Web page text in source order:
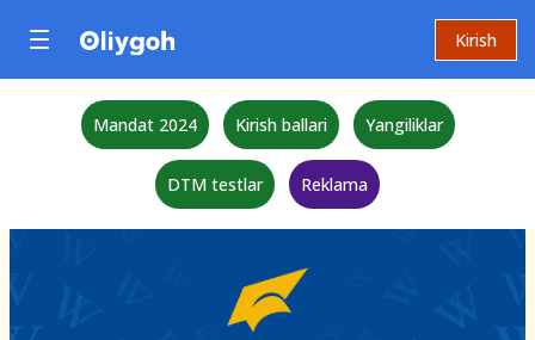
Kirish
Mandat 2024 Kirish ballari Yangiliklar
DTM testlar Reklama